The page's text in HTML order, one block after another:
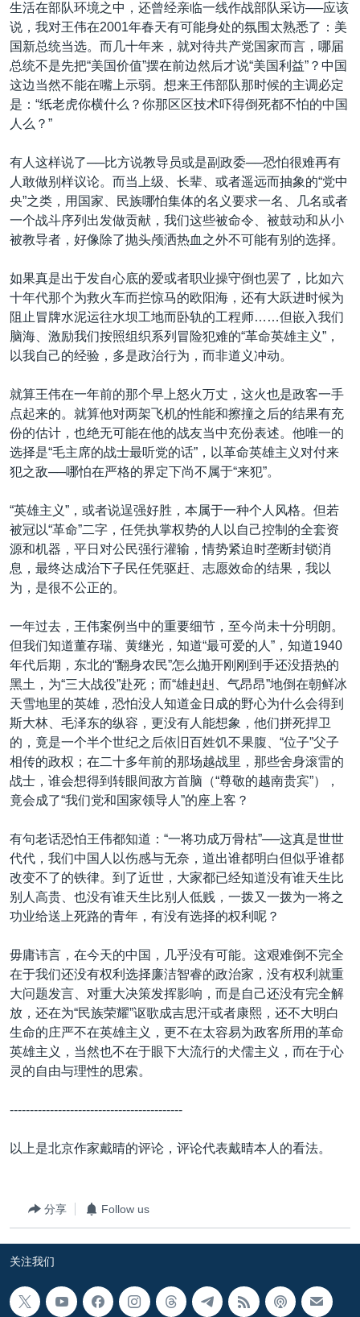
生活在部队环境之中，还曾经亲临一线作战部队采访──应该
说，我对王伟在2001年春天有可能身处的氛围太熟悉了：美
国新总统当选。而几十年来，就对待共产党国家而言，哪届
总统不是先把“美国价值”摆在前边然后才说“美国利益”？中国
这边当然不能在嘴上示弱。想来王伟部队那时候的主调必定
是：“纸老虎你横什么？你那区区技术吓得倒死都不怕的中国
人么？”
有人这样说了──比方说教导员或是副政委──恐怕很难再有
人敢做别样议论。而当上级、长辈、或者遥远而抽象的“党中
央”之类，用国家、民族哪怕集体的名义要求一名、几名或者
一个战斗序列出发做贡献，我们这些被命令、被鼓动和从小
被教导者，好像除了抛头颅洒热血之外不可能有别的选择。
如果真是出于发自心底的爱或者职业操守倒也罢了，比如六
十年代那个为救火车而拦惊马的欧阳海，还有大跃进时候为
阻止冒牌水泥运往水坝工地而卧轨的工程师……但嵌入我们
脑海、激励我们按照组织系列冒险犯难的“革命英雄主义”，
以我自己的经验，多是政治行为，而非道义冲动。
就算王伟在一年前的那个早上怒火万丈，这火也是政客一手
点起来的。就算他对两架飞机的性能和擦撞之后的结果有充
份的估计，也绝无可能在他的战友当中充份表述。他唯一的
选择是“毛主席的战士最听党的话”，以革命英雄主义对付来
犯之敌──哪怕在严格的界定下尚不属于“来犯”。
“英雄主义”，或者说逞强好胜，本属于一种个人风格。但若
被冠以“革命”二字，任凭执掌权势的人以自己控制的全套资
源和机器，平日对公民强行灌输，情势紧迫时垄断封锁消
息，最终达成治下子民任凭驱赶、志愿效命的结果，我以
为，是很不公正的。
一年过去，王伟案例当中的重要细节，至今尚未十分明朗。
但我们知道董存瑞、黄继光，知道“最可爱的人”，知道1940
年代后期，东北的“翻身农民”怎么抛开刚刚到手还没捂热的
黑土，为“三大战役”赴死；而“雄赳赳、气昂昂”地倒在朝鲜冰
天雪地里的英雄，恐怕没人知道金日成的野心为什么会得到
斯大林、毛泽东的纵容，更没有人能想象，他们拼死捍卫
的，竟是一个半个世纪之后依旧百姓饥不果腹、“位子”父子
相传的政权；在二十多年前的那场越战里，那些舍身滚雷的
战士，谁会想得到转眼间敌方首脑（“尊敬的越南贵宾”），
竟会成了“我们党和国家领导人”的座上客？
有句老话恐怕王伟都知道：“一将功成万骨枯”──这真是世世
代代，我们中国人以伤感与无奈，道出谁都明白但似乎谁都
改变不了的铁律。到了近世，大家都已经知道没有谁天生比
别人高贵、也没有谁天生比别人低贱，一拨又一拨为一将之
功业给送上死路的青年，有没有选择的权利呢？
毋庸讳言，在今天的中国，几乎没有可能。这艰难倒不完全
在于我们还没有权利选择廉洁智睿的政治家，没有权利就重
大问题发言、对重大决策发挥影响，而是自己还没有完全解
放，还在为“民族荣耀”讴歌成吉思汗或者康熙，还不大明白
生命的庄严不在英雄主义，更不在太容易为政客所用的革命
英雄主义，当然也不在于眼下大流行的犬儒主义，而在于心
灵的自由与理性的思索。
-------------------------------------------
以上是北京作家戴晴的评论，评论代表戴晴本人的看法。
分享 Follow us
关注我们